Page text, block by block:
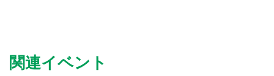
関連イベント